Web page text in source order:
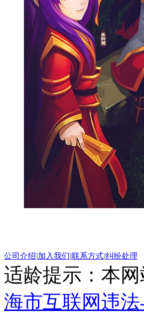
公司介绍|加入我们|联系方式|纠纷处理
适龄提示：本
海市互联网违